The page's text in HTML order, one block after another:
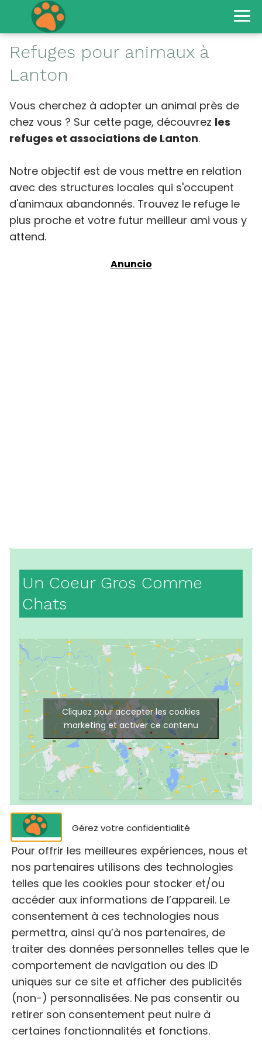
Gérez votre confidentialité
Pour offrir les meilleures expériences, nous et
nos partenaires utilisons des technologies
telles que les cookies pour stocker et/ou
accéder aux informations de l’appareil. Le
consentement à ces technologies nous
permettra, ainsi qu’à nos partenaires, de
traiter des données personnelles telles que le
comportement de navigation ou des ID
uniques sur ce site et afficher des publicités
(non-) personnalisées. Ne pas consentir ou
retirer son consentement peut nuire à
certaines fonctionnalités et fonctions.
Refuges pour animaux à
Lanton
Vous cherchez à adopter un animal près de
chez vous ? Sur cette page, découvrez les
refuges et associations de Lanton.
Notre objectif est de vous mettre en relation
avec des structures locales qui s'occupent
d'animaux abandonnés. Trouvez le refuge le
plus proche et votre futur meilleur ami vous y
attend.
Un Coeur Gros Comme
Chats
Cliquez pour accepter les cookies
marketing et activer ce contenu
NOM
Un Coeur Gros Comme Chats
ADRESSE:
25 Rte de Blagon, 33138 Lanton
TÉLÉPHONE: